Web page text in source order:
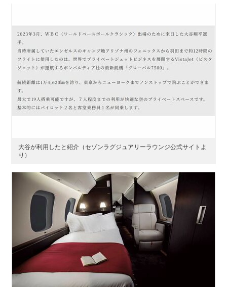
大谷が利用したと紹介（セゾンラグジュアリーラウンジ公式サイトよ
り）